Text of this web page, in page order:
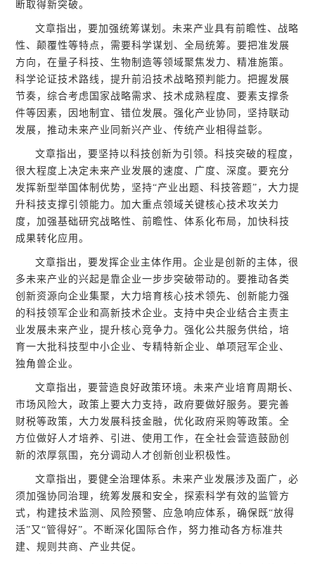
断取得新突破。
文章指出，要加强统筹谋划。未来产业具有前瞻性、战略
性、颠覆性等特点，需要科学谋划、全局统筹。要把准发展
方向，在量子科技、生物制造等领域聚焦发力、精准施策。
科学论证技术路线，提升前沿技术战略预判能力。把握发展
节奏，综合考虑国家战略需求、技术成熟程度、要素支撑条
件等因素，因地制宜、错位发展。强化产业协同，坚持联动
发展，推动未来产业同新兴产业、传统产业相得益彰。
文章指出，要坚持以科技创新为引领。科技突破的程度，
很大程度上决定未来产业发展的速度、广度、深度。要充分
发挥新型举国体制优势，坚持“产业出题、科技答题”，大力提
升科技支撑引领能力。加大重点领域关键核心技术攻关力
度，加强基础研究战略性、前瞻性、体系化布局，加快科技
成果转化应用。
文章指出，要发挥企业主体作用。企业是创新的主体，很
多未来产业的兴起是靠企业一步步突破带动的。要推动各类
创新资源向企业集聚，大力培育核心技术领先、创新能力强
的科技领军企业和高新技术企业。支持中央企业结合主责主
业发展未来产业，提升核心竞争力。强化公共服务供给，培
育一大批科技型中小企业、专精特新企业、单项冠军企业、
独角兽企业。
文章指出，要营造良好政策环境。未来产业培育周期长、
市场风险大，政策上要大力支持，政府要做好服务。要完善
财税等政策，大力发展科技金融，优化政府采购等政策。全
方位做好人才培养、引进、使用工作，在全社会营造鼓励创
新的浓厚氛围，充分调动人才创新创业积极性。
文章指出，要健全治理体系。未来产业发展涉及面广，必
须加强协同治理，统筹发展和安全，探索科学有效的监管方
式，构建技术监测、风险预警、应急响应体系，确保既“放得
活”又“管得好”。不断深化国际合作，努力推动各方标准共
建、规则共商、产业共促。